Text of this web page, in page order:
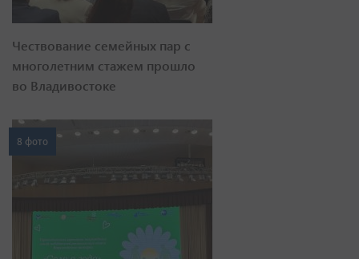
Чествование семейных пар с
многолетним стажем прошло
во Владивостоке
8 фото